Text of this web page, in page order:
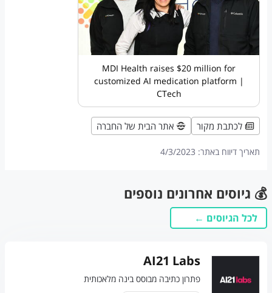
MDI Health raises $20 million for
customized AI medication platform |
CTech
לכתבת מקור אתר הבית של החברה
תאריך דיווח באתר: 4/3/2023
💰 גיוסים אחרונים נוספים
לכל הגיוסים ←
AI21 Labs
פתרון כתיבה מבוסס בינה מלאכותית